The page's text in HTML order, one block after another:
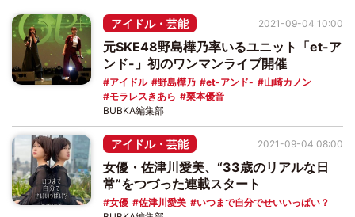
アイドル・芸能
元SKE48野島樺乃率いるユニット「et-ア
ンド-」初のワンマンライブ開催
アイドル 野島樺乃 et-アンド-
山崎カノン
モラレスきあら
栗本優音
2021-09-04 10:00
BUBKA編集部
アイドル・芸能
女優・佐津川愛美、“33歳のリアルな日
常”をつづった連載スタート
女優 佐津川愛美 いつまで自分でせいいっぱい？
2021-09-04 08:00